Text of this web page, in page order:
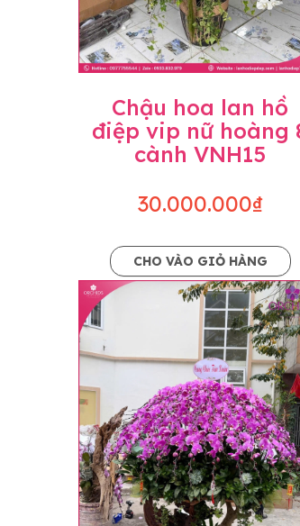
Lưu ý trước khi đặt
• Về cây hoa: Một chậu
khác nhau đôi chút giữa
nhiều, nở ít khi shop có
• Về kiểu dáng & phụ
nếu có thay đổi về màu
loại hoa và phụ kiện thay
Chậu hoa lan hồ
điệp vip nữ hoàng
cành VNH15
30.000.000₫
CHO VÀO GIỎ HÀNG